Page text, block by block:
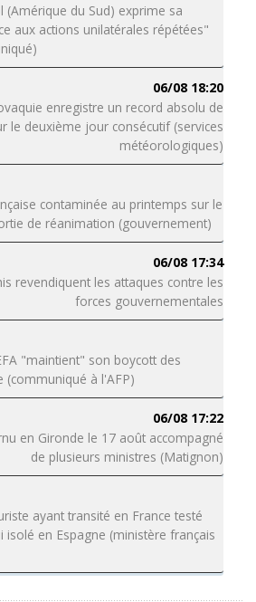
(Amérique du Sud) exprime sa
aux actions unilatérales répétées"
06/08 18:20
enregistre un record absolu de
le deuxième jour consécutif (services
météorologiques)
contaminée au printemps sur le
de réanimation (gouvernement)
06/08 17:34
revendiquent les attaques contre les
forces gouvernementales
"maintient" son boycott des
(communiqué à l'AFP)
06/08 17:22
en Gironde le 17 août accompagné
de plusieurs ministres (Matignon)
ayant transité en France testé
en Espagne (ministère français